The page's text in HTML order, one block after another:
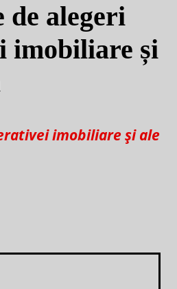
de alegeri
imobiliare și
imobiliare și ale